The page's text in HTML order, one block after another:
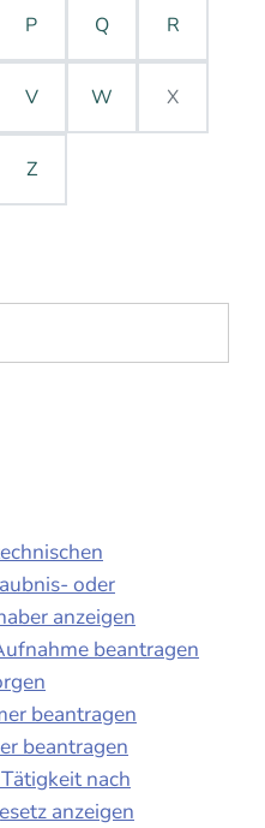
P Q R
V W X
Z
oder
anzeigen
beantragen
beantragen
beantragen
nach
anzeigen